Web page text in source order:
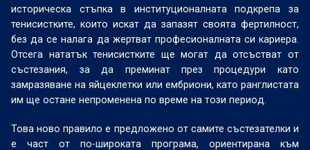
историческа стъпка в институционалната подкрепа за
тенисистките, които искат да запазят своята фертилност,
без да се налага да жертват професионалната си кариера.
Отсега нататък тенисистките ще могат да отсъстват от
състезания, за да преминат през процедури като
замразяване на яйцеклетки или ембриони, като ранглистата
им ще остане непроменена по време на този период.
Това ново правило е предложено от самите състезателки и
е част от по-широката програма, ориентирана към